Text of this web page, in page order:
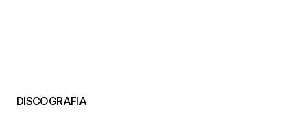
DISCOGRAFIA